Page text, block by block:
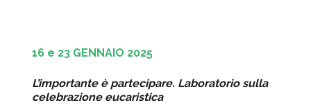
16 e 23 GENNAIO 2025
L’importante è partecipare. Laboratorio sulla
celebrazione eucaristica